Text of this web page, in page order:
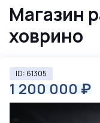
Магазин
ховрино
ID: 61305
1 200 000 ₽